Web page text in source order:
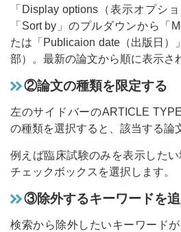
「Display options（表示オプシ
「Sort by」のプルダウンから「
たは「Publicaion date（出版日
部）。最新の論文から順に表示さ
②論文の種類を限定する
左のサイドバーのARTICLE
の種類を選択すると、該当する論
例えば臨床試験のみを表示した
チェックボックスを選択します。
③除外するキーワードを
検索から除外したいキーワード